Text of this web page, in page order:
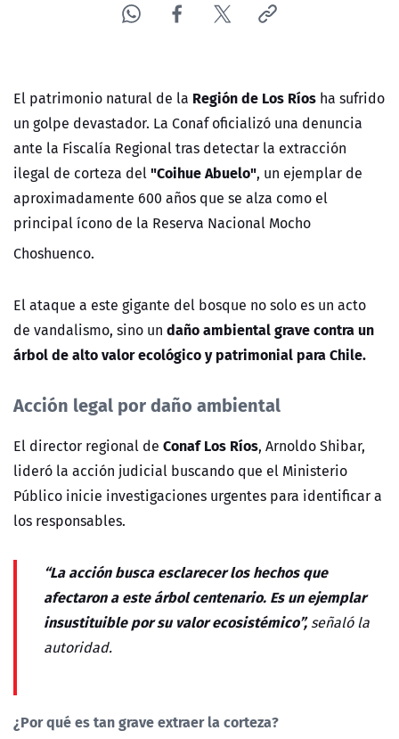
El patrimonio natural de la Región de Los Ríos ha sufrido
un golpe devastador. La Conafoficializó una denuncia
ante la Fiscalía Regional tras detectar la extracción
ilegal de corteza del"Coihue Abuelo", un ejemplar de
aproximadamente 600 años que se alza como el
principal ícono de la Reserva Nacional Mocho
Choshuenco.
El ataque a este gigante del bosque no solo es un acto
de vandalismo, sino un daño ambiental grave contra un
árbol de alto valor ecológico y patrimonial para Chile.
Acción legal por daño ambiental
El director regional de Conaf Los Ríos, Arnoldo Shibar,
lideró la acción judicial buscando que el Ministerio
Público inicie investigaciones urgentes para identificar a
los responsables.
“La acción busca esclarecer los hechos que
afectaron a este árbol centenario. Es un ejemplar
insustituible por su valor ecosistémico”,señaló la
autoridad.
¿Por qué es tan grave extraer la corteza?